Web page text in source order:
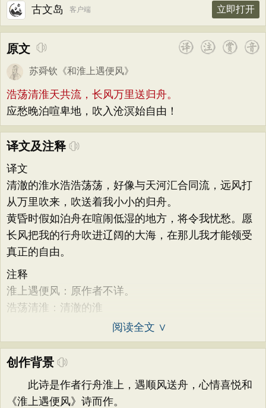
古文岛 客户端 立即打开
原文
苏舜钦 《和淮上遇便风》
浩荡清淮天共流，长风万里送归舟。
应愁晚泊喧卑地，吹入沧溟始自由！
译文及注释
译文
清澈的淮水浩浩荡荡，好像与天河汇合同流，远风打
从万里吹来，吹送着我小小的归舟。
黄昏时假如泊舟在喧闹低湿的地方，将令我忧愁。愿
长风把我的行舟吹进辽阔的大海，在那儿我才能领受
真正的自由。
注释
淮上遇便风：原作者不详。
浩荡清淮：清澈的淮
阅读全文 ∨
创作背景
此诗是作者行舟淮上，遇顺风送舟，心情喜悦和
《淮上遇便风》诗而作。